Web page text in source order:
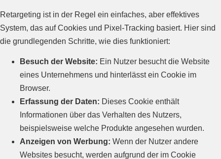
Retargeting ist in der Regel ein einfaches, aber effektives
System, das auf Cookies und Pixel-Tracking basiert. Hier sind
die grundlegenden Schritte, wie dies funktioniert:
Besuch der Website: Ein Nutzer besucht die Website
eines Unternehmens und hinterlässt ein Cookie im
Browser.
Erfassung der Daten: Dieses Cookie enthält
Informationen über das Verhalten des Nutzers,
beispielsweise welche Produkte angesehen wurden.
Anzeigen von Werbung: Wenn der Nutzer andere
Websites besucht, werden aufgrund der im Cookie